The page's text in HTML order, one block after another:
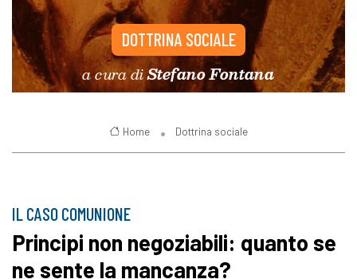
DOTTRINA SOCIALE
a cura diStefano Fontana
Home Dottrina sociale
IL CASO COMUNIONE
Principi non negoziabili: quanto se
ne sente la mancanza?